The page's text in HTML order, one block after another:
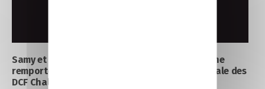
Samy et Gaby, étudiants au Campus CCI Mayenne
remportent le 1ᵉʳ prix de la finale départementale des
DCF Challenge !